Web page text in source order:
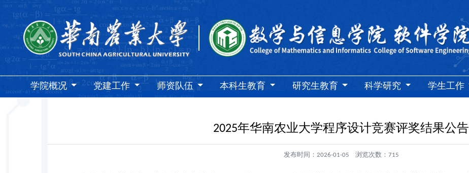
学院概况 党建工作 师资队伍 本科生教育 研究生教育 科学研究 学生工作
2025年华南农业大学程序设计竞赛评奖结果公告
发布时间： 2026-01-05 浏览次数： 715